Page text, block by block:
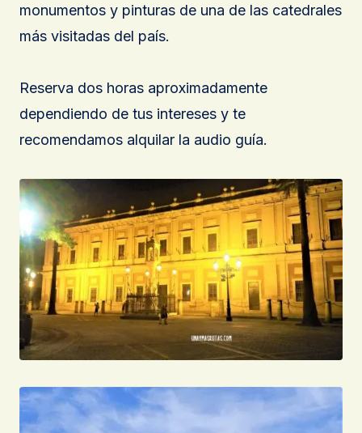
monumentos y pinturas de una de las catedrales
más visitadas del país.
Reserva dos horas aproximadamente
dependiendo de tus intereses y te
recomendamos alquilar la audio guía.